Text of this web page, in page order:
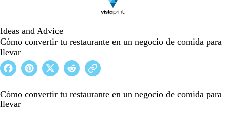
Ideas and Advice
Cómo convertir tu restaurante en un negocio de comida para
llevar
Cómo convertir tu restaurante en un negocio de comida para
llevar